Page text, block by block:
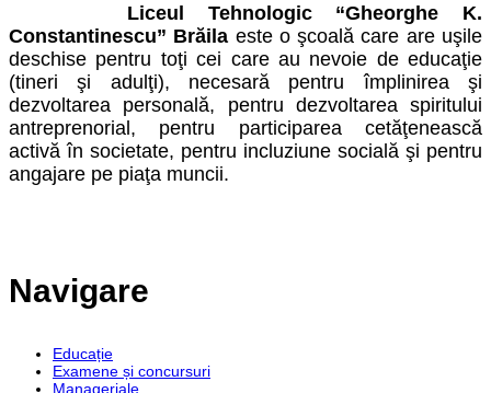
Liceul Tehnologic “Gheorghe K.
Constantinescu” Brăila este o şcoală care are uşile
deschise pentru toţi cei care au nevoie de educaţie
(tineri şi adulţi), necesară pentru împlinirea şi
dezvoltarea personală, pentru dezvoltarea spiritului
antreprenorial, pentru participarea cetăţenească
activă în societate, pentru incluziune socială şi pentru
angajare pe piaţa muncii.
Navigare
Educație
Examene și concursuri
Manageriale